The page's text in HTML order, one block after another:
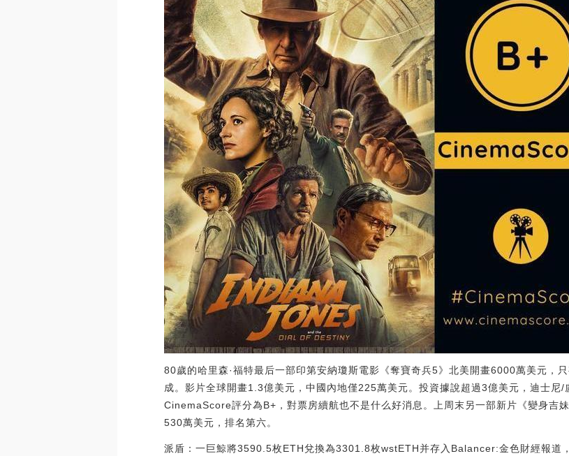
80歲的哈里森·福特最后一部印第安納瓊斯電影《奪寶奇兵5》北美開畫6000萬美元，
成。影片全球開畫1.3億美元，中國內地僅225萬美元。投資據說超過3億美元，迪士尼
CinemaScore評分為B+，對票房續航也不是什么好消息。上周末另一部新片《變身吉
530萬美元，排名第六。
派盾：一巨鯨將3590.5枚ETH兌換為3301.8枚wstETH并存入Balancer:金色財經報道